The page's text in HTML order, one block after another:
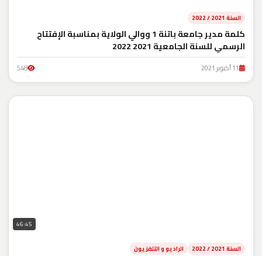
السنة 2021 / 2022
كلمة مدير جامعة باتنة 1 ووالي الولاية بمناسبة الإفتتاح
الرسمي للسنة الجامعية 2021 2022
11 أكتوبر 2021 548
46:45
السنة 2021 / 2022 الراديو و التلفزيون